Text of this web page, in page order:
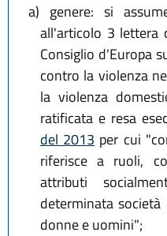
a) genere: si
all'articolo 3 lettera
Consiglio d'Europa
contro la violenza
la violenza
ratificata e resa
del 2013 per cui
riferisce a ruoli,
attributi
determinata
donne e uomini";